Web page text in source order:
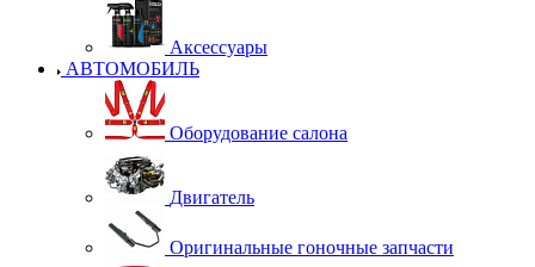
Аксессуары
АВТОМОБИЛЬ
Оборудование салона
Двигатель
Оригинальные гоночные запчасти